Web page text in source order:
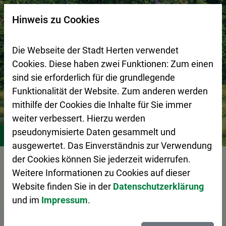
Zur Startseite (Schnelltaste 0)
Zum Seitenanfang springen (Schnelltaste A)
Zur Navigation/Menü springen (Schnelltaste M)
Zur Suche springen (Schnelltaste 8)
Zum Inhalt springen (Schnelltaste I)
Zum Fußbereich springen (Schnelltaste Z)
Bürgerservice Friedhöfe Friedhof
Vorlesen
Standorte der
Suchseite mit Schnellsuche
Hinweis zu Cookies
Die Webseite der Stadt Herten verwendet
Cookies. Diese haben zwei Funktionen: Zum einen
sind sie erforderlich für die grundlegende
Funktionalität der Website. Zum anderen werden
mithilfe der Cookies die Inhalte für Sie immer
weiter verbessert. Hierzu werden
pseudonymisierte Daten gesammelt und
ausgewertet. Das Einverständnis zur Verwendung
der Cookies können Sie jederzeit widerrufen.
Weitere Informationen zu Cookies auf dieser
Website finden Sie in der Datenschutzerklärung
und im Impressum.